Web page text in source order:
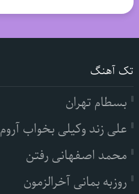
تک آهنگ
بسطام تهران
علی زند وکیلی بخواب آروم
محمد اصفهانی رفتن
روزبه بمانی آخرالزمون